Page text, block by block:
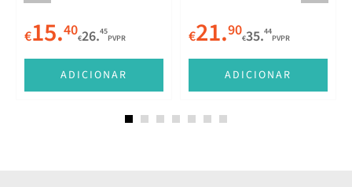
€15.40€26.45
PVPR
ADICIONAR
€21.90€35.44
PVPR
ADICIONAR